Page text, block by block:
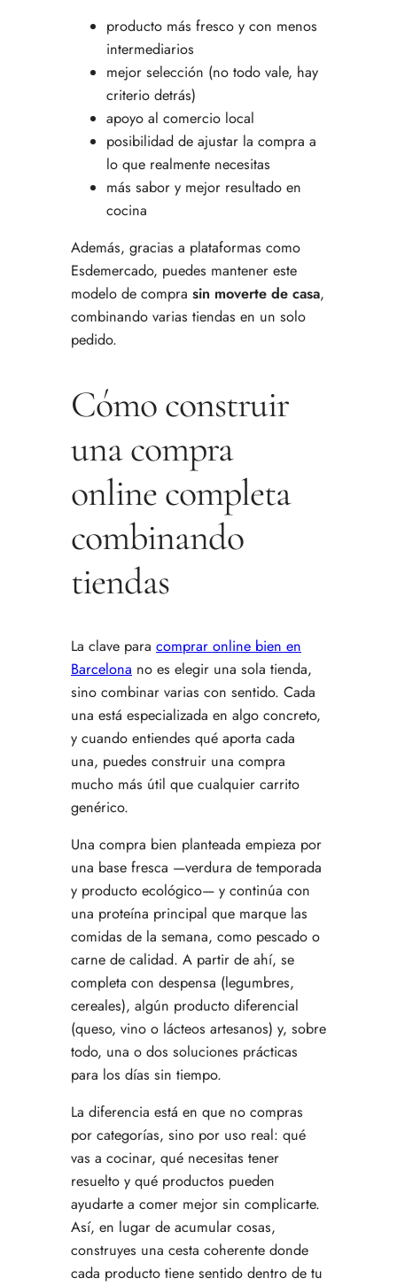
producto más fresco y con menos
intermediarios
mejor selección (no todo vale, hay
criterio detrás)
apoyo al comercio local
posibilidad de ajustar la compra a
lo que realmente necesitas
más sabor y mejor resultado en
cocina
Además, gracias a plataformas como
Esdemercado, puedes mantener este
modelo de compra sin moverte de casa,
combinando varias tiendas en un solo
pedido.
Cómo construir
una compra
online completa
combinando
tiendas
La clave para comprar online bien en
Barcelona no es elegir una sola tienda,
sino combinar varias con sentido. Cada
una está especializada en algo concreto,
y cuando entiendes qué aporta cada
una, puedes construir una compra
mucho más útil que cualquier carrito
genérico.
Una compra bien planteada empieza por
una base fresca —verdura de temporada
y producto ecológico— y continúa con
una proteína principal que marque las
comidas de la semana, como pescado o
carne de calidad. A partir de ahí, se
completa con despensa (legumbres,
cereales), algún producto diferencial
(queso, vino o lácteos artesanos) y, sobre
todo, una o dos soluciones prácticas
para los días sin tiempo.
La diferencia está en que no compras
por categorías, sino por uso real: qué
vas a cocinar, qué necesitas tener
resuelto y qué productos pueden
ayudarte a comer mejor sin complicarte.
Así, en lugar de acumular cosas,
construyes una cesta coherente donde
cada producto tiene sentido dentro de tu